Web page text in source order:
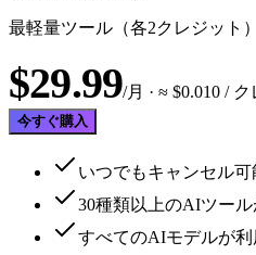
最軽量ツール（各2クレジット
$29.99/月 · ≈ $0.010 / ク
今すぐ購入
いつでもキャンセル
30種類以上のAIツー
すべてのAIモデルが